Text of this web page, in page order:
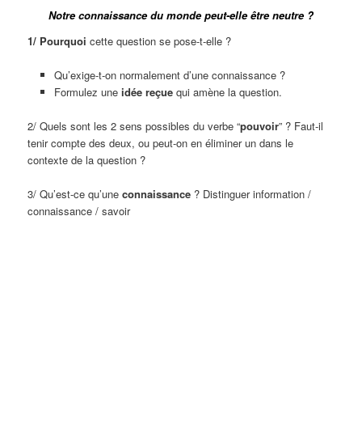
Notre connaissance du monde peut-elle être neutre ?
1/ Pourquoi cette question se pose-t-elle ?
Qu’exige-t-on normalement d’une connaissance ?
Formulez une idée reçuequi amène la question.
2/ Quels sont les 2 sens possibles du verbe “pouvoir” ? Faut-il
tenir compte des deux, ou peut-on en éliminer un dans le
contexte de la question ?
3/ Qu’est-ce qu’uneconnaissance ? Distinguer information /
connaissance / savoir